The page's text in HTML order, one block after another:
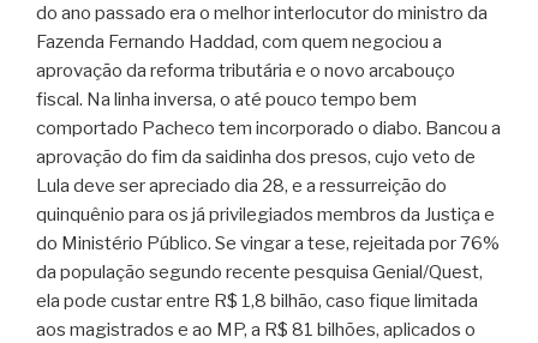
do ano passado era o melhor interlocutor do ministro da
Fazenda Fernando Haddad, com quem negociou a
aprovação da reforma tributária e o novo arcabouço
fiscal. Na linha inversa, o até pouco tempo bem
comportado Pacheco tem incorporado o diabo. Bancou a
aprovação do fim da saidinha dos presos, cujo veto de
Lula deve ser apreciado dia 28, e a ressurreição do
quinquênio para os já privilegiados membros da Justiça e
do Ministério Público. Se vingar a tese, rejeitada por 76%
da população segundo recente pesquisa Genial/Quest,
ela pode custar entre R$ 1,8 bilhão, caso fique limitada
aos magistrados e ao MP, a R$ 81 bilhões, aplicados o